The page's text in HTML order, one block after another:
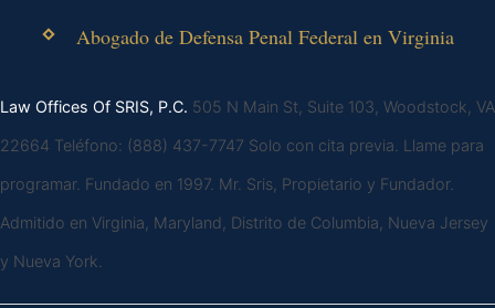
Abogado de Defensa Penal Federal en Virginia
Law Offices Of SRIS, P.C. 505 N Main St, Suite 103, Woodstock, VA
22664 Teléfono: (888) 437-7747 Solo con cita previa. Llame para
programar. Fundado en 1997. Mr. Sris, Propietario y Fundador.
Admitido en Virginia, Maryland, Distrito de Columbia, Nueva Jersey
y Nueva York.